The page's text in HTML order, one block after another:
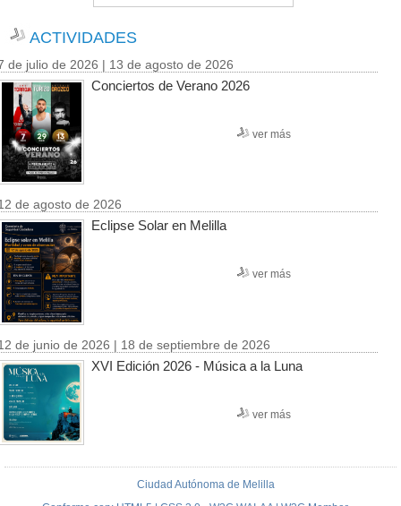
ACTIVIDADES
de julio de 2026 | 13 de agosto de 2026
Conciertos de Verano 2026
ver más
de agosto de 2026
Eclipse Solar en Melilla
ver más
de junio de 2026 | 18 de septiembre de 2026
XVI Edición 2026 - Música a la Luna
ver más
Ciudad Autónoma de Melilla